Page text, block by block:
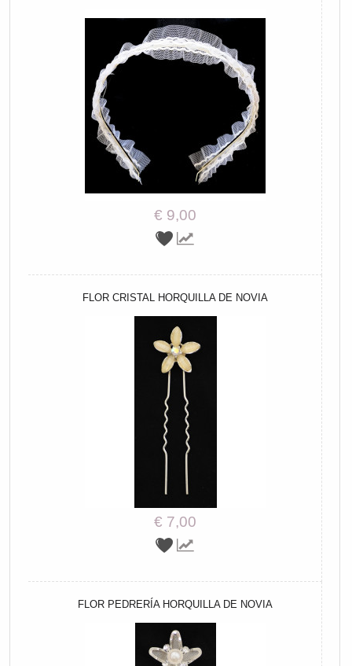
€ 9,00
FLOR CRISTAL HORQUILLA DE NOVIA
€ 7,00
FLOR PEDRERÍA HORQUILLA DE NOVIA